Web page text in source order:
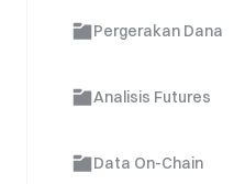
Pergerakan Dana
Analisis Futures
Data On-Chain